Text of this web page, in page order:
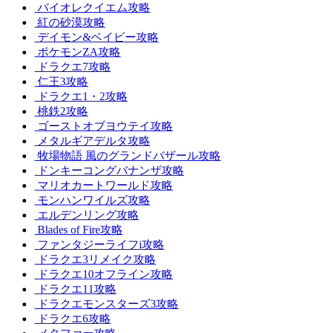
バイオレクイエム攻略
紅の砂漠攻略
デイモン&ベイビー攻略
ポケモンZA攻略
ドラクエ7攻略
仁王3攻略
ドラクエ1・2攻略
桃鉄2攻略
ゴーストオブヨウテイ攻略
メタルギアデルタ攻略
牧場物語 風のグランドバザール攻略
ドンキーコングバナンザ攻略
マリオカートワールド攻略
モンハンワイルズ攻略
エルデンリング攻略
Blades of Fire攻略
ファンタジーライフi攻略
ドラクエ3リメイク攻略
ドラクエ10オフライン攻略
ドラクエ11攻略
ドラクエモンスターズ3攻略
ドラクエ6攻略